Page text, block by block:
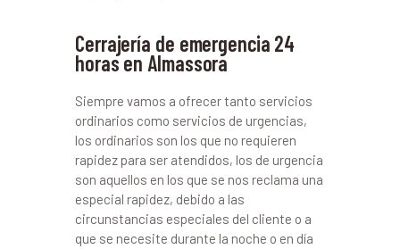
Cerrajería de emergencia 24
horas en Almassora
Siempre vamos a ofrecer tanto servicios
ordinarios como servicios de urgencias,
los ordinarios son los que no requieren
rapidez para ser atendidos, los de urgencia
son aquellos en los que se nos reclama una
especial rapidez, debido a las
circunstancias especiales del cliente o a
que se necesite durante la noche o en día